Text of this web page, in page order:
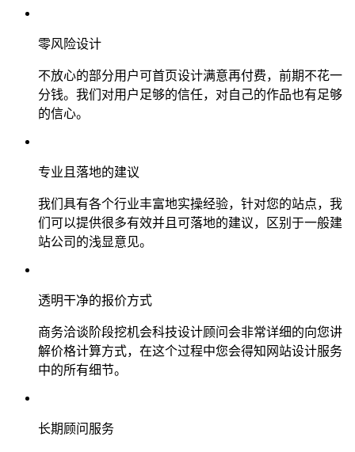
零风险设计
不放心的部分用户可首页设计满意再付费，前期不花一
分钱。我们对用户足够的信任，对自己的作品也有足够
的信心。
专业且落地的建议
我们具有各个行业丰富地实操经验，针对您的站点，我
们可以提供很多有效并且可落地的建议，区别于一般建
站公司的浅显意见。
透明干净的报价方式
商务洽谈阶段挖机会科技设计顾问会非常详细的向您讲
解价格计算方式，在这个过程中您会得知网站设计服务
中的所有细节。
长期顾问服务